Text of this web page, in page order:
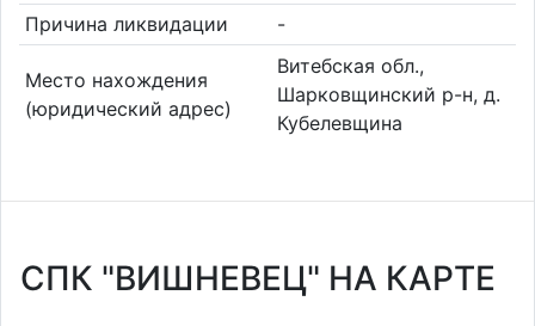
Причина ликвидации
-
Место нахождения
(юридический адрес)
Витебская обл.,
Шарковщинский р-н, д.
Кубелевщина
СПК "ВИШНЕВЕЦ" НА КАРТЕ